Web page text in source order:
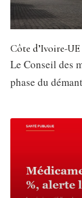
Côte d’Ivoire-
Le Conseil des
phase du